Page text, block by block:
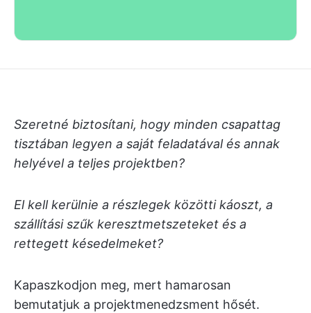
Szeretné biztosítani, hogy minden csapattag
tisztában legyen a saját feladatával és annak
helyével a teljes projektben?
El kell kerülnie a részlegek közötti káoszt, a
szállítási szűk keresztmetszeteket és a
rettegett késedelmeket?
Kapaszkodjon meg, mert hamarosan
bemutatjuk a projektmenedzsment hősét.